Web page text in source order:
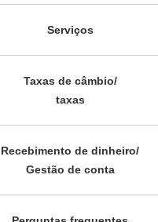
Serviços
Taxas de câmbio/
taxas
Recebimento de dinheiro/
Gestão de conta